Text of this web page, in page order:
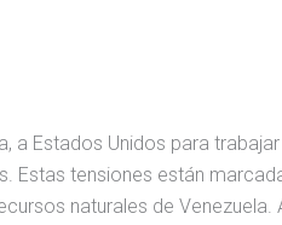
a Estados Unidos para
Estas tensiones están
naturales de Venezuela.